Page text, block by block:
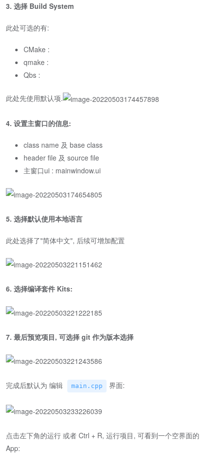
3. 选择 Build System
此处可选的有:
CMake :
qmake :
Qbs :
此处先使用默认项.
4. 设置主窗口的信息:
class name 及 base class
header file 及 source file
主窗口ui : mainwindow.ui
5. 选择默认使用本地语言
此处选择了"简体中文", 后续可增加配置
6. 选择编译套件 Kits:
7. 最后预览项目, 可选择 git 作为版本选择
完成后默认为 编辑 main.cpp 界面:
点击左下角的运行 或者 Ctrl + R, 运行项目, 可看到一个空界面的
App: